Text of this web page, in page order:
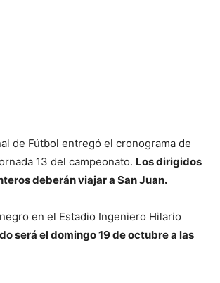
de Fútbol entregó el cronograma de
13 del campeonato. Los dirigidos
deberán viajar a San Juan.
en el Estadio Ingeniero Hilario
será el domingo 19 de octubre a las